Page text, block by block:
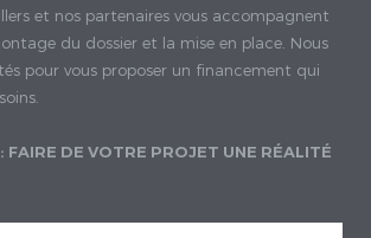
et nos partenaires vous accompagnent
du dossier et la mise en place. Nous
pour vous proposer un financement qui
FAIRE DE VOTRE PROJET UNE RÉALITÉ